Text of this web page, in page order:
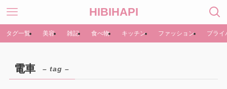
HIBIHAPI
タグ一覧 美容 雑記 食べ物 キッチン ファッション プライ
電車 – tag –